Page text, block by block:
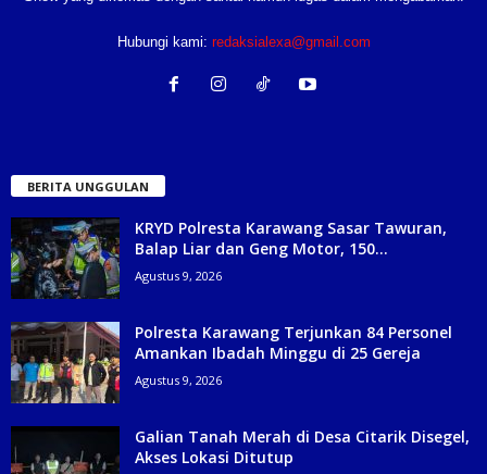
Hubungi kami: redaksialexa@gmail.com
BERITA UNGGULAN
KRYD Polresta Karawang Sasar Tawuran,
Balap Liar dan Geng Motor, 150...
Agustus 9, 2026
Polresta Karawang Terjunkan 84 Personel
Amankan Ibadah Minggu di 25 Gereja
Agustus 9, 2026
Galian Tanah Merah di Desa Citarik Disegel,
Akses Lokasi Ditutup